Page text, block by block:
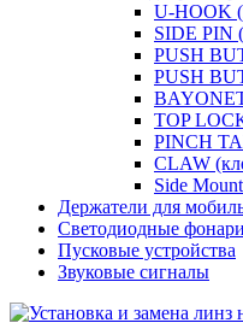
U-HOOK
SIDE PIN
PUSH
PUSH
TOP
PINCH
CLAW
Side
Держатели для
Светодиодные фонари
Пусковые устройства
Звуковые сигналы